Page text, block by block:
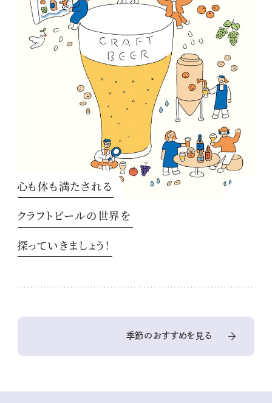
心も体も満たされる
クラフトビールの世界を
探っていきましょう！
季節のおすすめを見る